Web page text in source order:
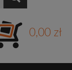
0,00 zł